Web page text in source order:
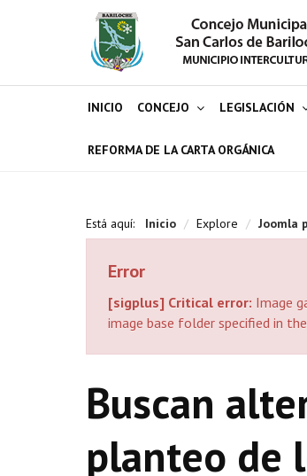
INICIO CONCEJO LEGISLACIÓN
REFORMA DE LA CARTA ORGÁNICA
Está aquí: Inicio / Explore / Joomla
Error
[sigplus] Critical error: Image
image base folder specified in
Buscan
planteo de